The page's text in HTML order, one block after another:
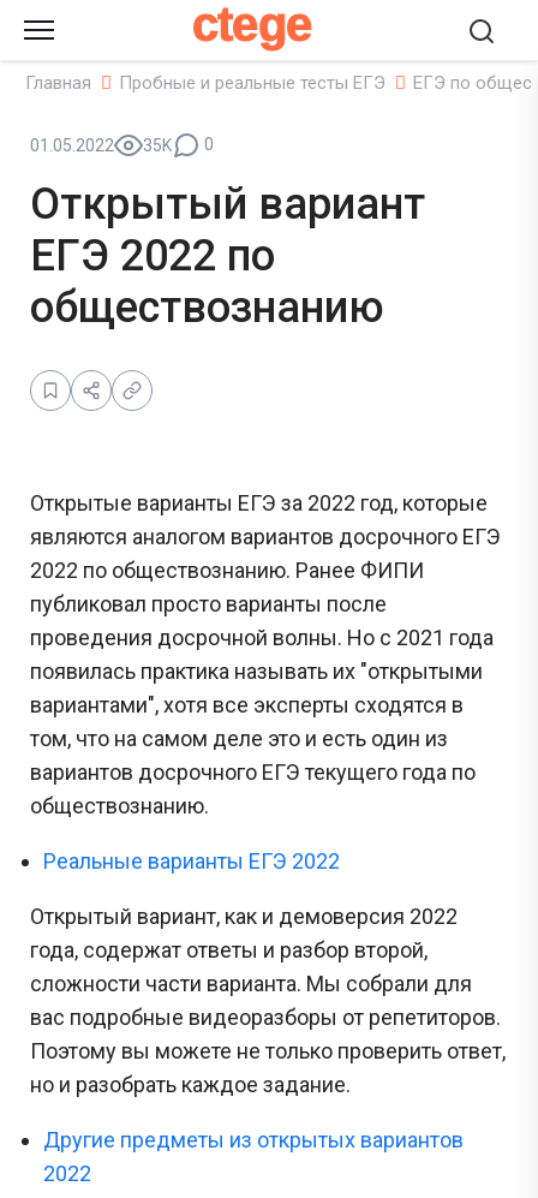
ctege
Главная Пробные и реальные тесты ЕГЭ ЕГЭ по
01.05.2022 35K 0
Открытый вариант
ЕГЭ 2022 по
обществознанию
Открытые варианты ЕГЭ за 2022 год, которые
являются аналогом вариантов досрочного ЕГЭ
2022 по обществознанию. Ранее ФИПИ
публиковал просто варианты после
проведения досрочной волны. Но с 2021 года
появилась практика называть их "открытыми
вариантами", хотя все эксперты сходятся в
том, что на самом деле это и есть один из
вариантов досрочного ЕГЭ текущего года по
обществознанию.
Реальные варианты ЕГЭ 2022
Открытый вариант, как и демоверсия 2022
года, содержат ответы и разбор второй,
сложности части варианта. Мы собрали для
вас подробные видеоразборы от репетиторов.
Поэтому вы можете не только проверить ответ,
но и разобрать каждое задание.
Другие предметы из открытых вариантов
2022